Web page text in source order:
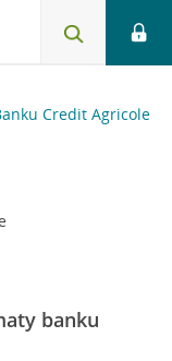
Credit Agricole
banku